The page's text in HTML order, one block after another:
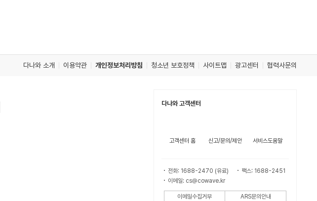
다나와 소개 이용약관 개인정보처리방침 청소년 보호정책 사이트맵 광고센터 협력사문의
다나와 고객센터
고객센터 홈 신고/문의/제안 서비스도움말
전화: 1688-2470 (유료)
팩스: 1688-2451
이메일: cs@cowave.kr
이메일수집거부 ARS문의안내